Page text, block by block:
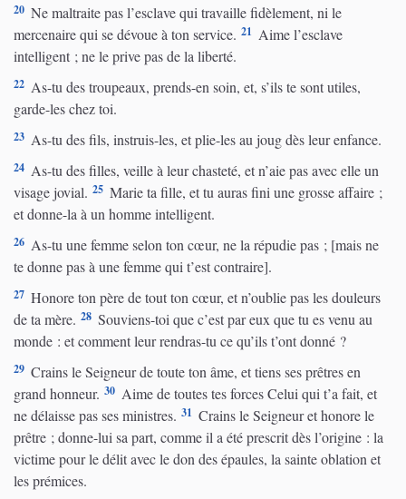
20 Ne maltraite pas l’esclave qui travaille fidèlement, ni le
mercenaire qui se dévoue à ton service. 21 Aime l’esclave
intelligent ; ne le prive pas de la liberté.
22 As-tu des troupeaux, prends-en soin, et, s’ils te sont utiles,
garde-les chez toi.
23 As-tu des fils, instruis-les, et plie-les au joug dès leur enfance.
24 As-tu des filles, veille à leur chasteté, et n’aie pas avec elle un
visage jovial. 25 Marie ta fille, et tu auras fini une grosse affaire ;
et donne-la à un homme intelligent.
26 As-tu une femme selon ton cœur, ne la répudie pas ; [mais ne
te donne pas à une femme qui t’est contraire].
27 Honore ton père de tout ton cœur, et n’oublie pas les douleurs
de ta mère. 28 Souviens-toi que c’est par eux que tu es venu au
monde : et comment leur rendras-tu ce qu’ils t’ont donné ?
29 Crains le Seigneur de toute ton âme, et tiens ses prêtres en
grand honneur. 30 Aime de toutes tes forces Celui qui t’a fait, et
ne délaisse pas ses ministres. 31 Crains le Seigneur et honore le
prêtre ; donne-lui sa part, comme il a été prescrit dès l’origine : la
victime pour le délit avec le don des épaules, la sainte oblation et
les prémices.